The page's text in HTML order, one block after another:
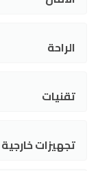
الراحة
تقنيات
تجهيزات خارجية